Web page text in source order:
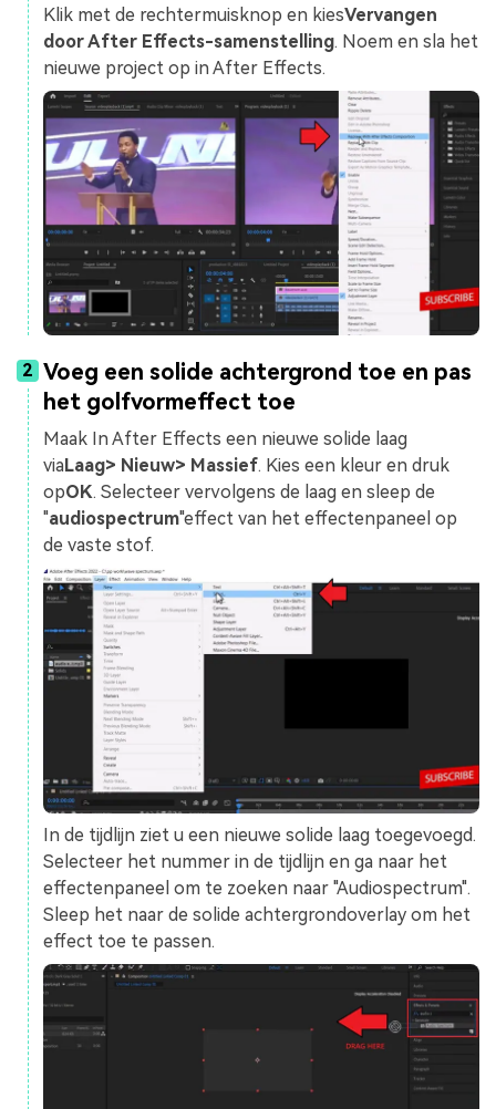
Klik met de rechtermuisknop en kiesVervangen
door After Effects-samenstelling. Noem en sla het
nieuwe project op in After Effects.
2 Voeg een solide achtergrond toe en pas
het golfvormeffect toe
Maak In After Effects een nieuwe solide laag
viaLaag> Nieuw> Massief. Kies een kleur en druk
opOK. Selecteer vervolgens de laag en sleep de
"audiospectrum"effect van het effectenpaneel op
de vaste stof.
In de tijdlijn ziet u een nieuwe solide laag toegevoegd.
Selecteer het nummer in de tijdlijn en ga naar het
effectenpaneel om te zoeken naar "Audiospectrum".
Sleep het naar de solide achtergrondoverlay om het
effect toe te passen.